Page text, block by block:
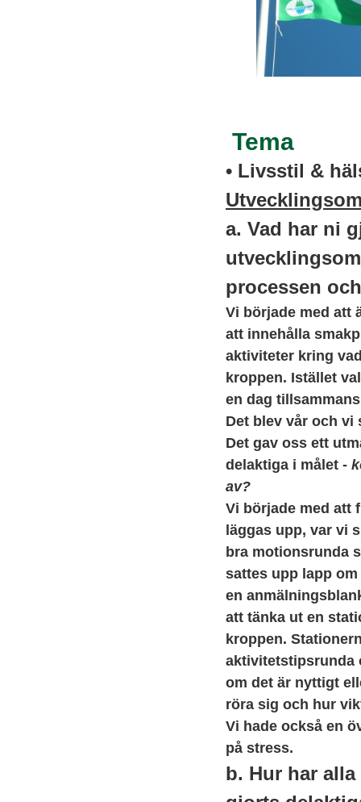
Tema
• Livsstil &
a. Vad har ni
processen
Vi började med att
att innehålla
aktiviteter kring
kroppen. Istället
en dag
Det blev vår och vi
Det gav oss ett
delaktiga i målet -
av?
Vi började med att
läggas upp, var vi
bra motionsrunda
sattes upp lapp
en
att tänka ut en
kroppen.
aktivitetstipsrunda
om det är nyttigt
röra sig och hur
Vi hade också en
på stress.
b. Hur har